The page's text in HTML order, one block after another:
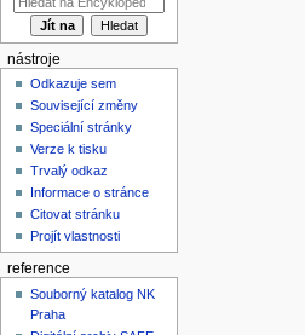
nástroje
Odkazuje sem
Související změny
Speciální stránky
Verze k tisku
Trvalý odkaz
Informace o stránce
Citovat stránku
Projít vlastnosti
reference
Souborný katalog NK
Praha